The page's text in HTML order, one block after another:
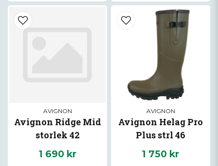
AVIGNON
Avignon Ridge Mid
storlek 42
1 690 kr
AVIGNON
Avignon Helag Pro
Plus strl 46
1 750 kr